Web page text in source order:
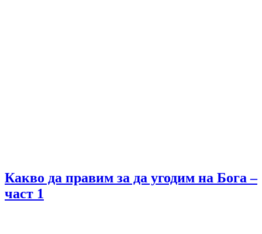
Какво да правим за да угодим на Бога –
част 1